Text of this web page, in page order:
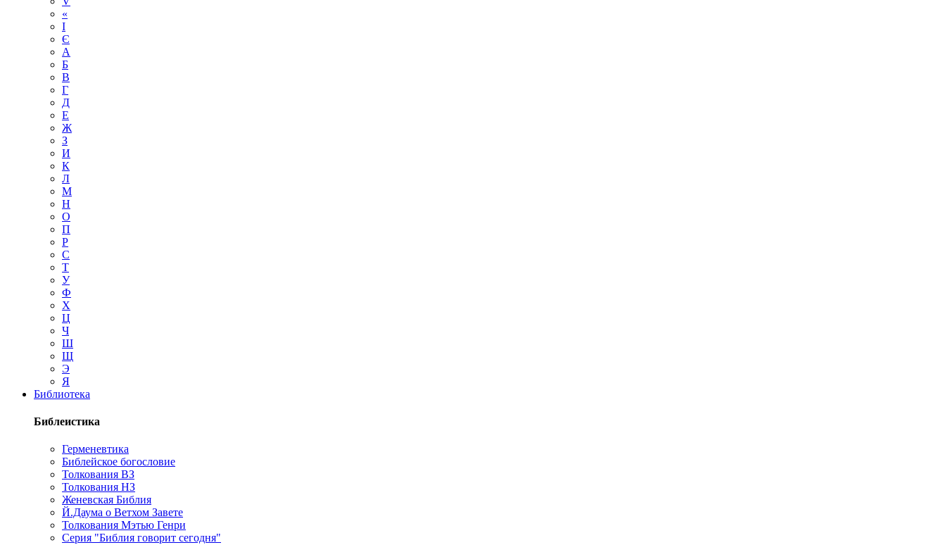
«
І
Є
А
Б
В
Г
Д
Е
Ж
З
И
К
Л
М
Н
О
П
Р
С
Т
У
Ф
Х
Ц
Ч
Ш
Щ
Э
Я
Библиотека
Библеистика
Герменевтика
Библейское богословие
Толкования ВЗ
Толкования НЗ
Женевская Библия
Й.Даума о Ветхом Завете
Толкования Мэтью Генри
Серия "Библия говорит сегодня"